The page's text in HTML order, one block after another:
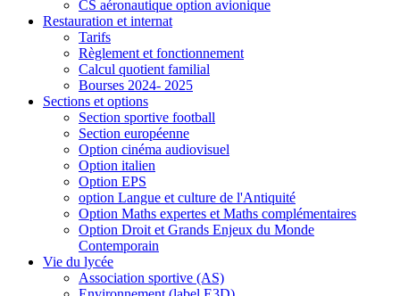
CS aéronautique option avionique
Restauration et internat
Tarifs
Règlement et fonctionnement
Calcul quotient familial
Bourses 2024- 2025
Sections et options
Section sportive football
Section européenne
Option cinéma audiovisuel
Option italien
Option EPS
option Langue et culture de l'Antiquité
Option Maths expertes et Maths complémentaires
Option Droit et Grands Enjeux du Monde
Contemporain
Vie du lycée
Association sportive (AS)